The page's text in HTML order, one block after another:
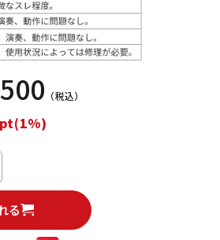
（税込）
る